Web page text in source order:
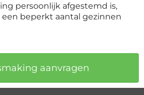
persoonlijk afgestemd is,
beperkt aantal gezinnen
aanvragen